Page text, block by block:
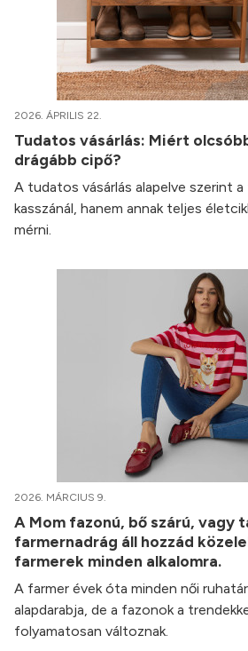
2026. ÁPRILIS 22.
Tudatos vásárlás: Miért
drágább cipő?
A tudatos vásárlás alapelve szerint
kasszánál, hanem annak teljes
mérni.
2026. MÁRCIUS 9.
A Mom fazonú, bő szárú, vagy
farmernadrág áll hozzád
farmerek minden alkalomra.
A farmer évek óta minden női
alapdarabja, de a fazonok a
folyamatosan változnak.